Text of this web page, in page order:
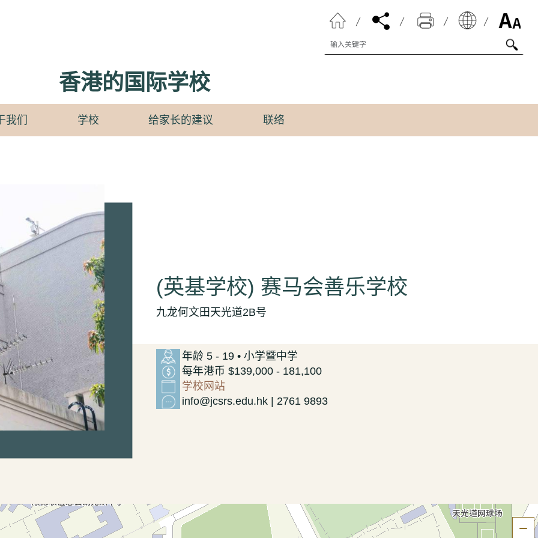
搜寻字串
香港的国际学校
我们 学校 给家长的建议 联络
(英基学校) 赛马会善乐学校
九龙何文田天光道2B号
年龄 5 - 19 • 小学暨中学
每年港币 $139,000 - 181,100
学校网站
info@jcsrs.edu.hk | 2761 9893